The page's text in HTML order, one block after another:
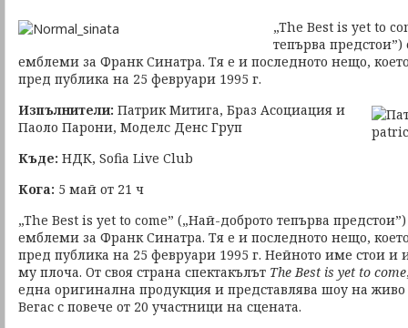
„The Best is yet to
тепърва
емблеми за Франк Синатра. Тя е и последното нещо,
пред публика на 25 февруари 1995 г.
Изпълнители: Патрик Митига, Браз Асоциация и
Паоло Парони, Моделс Денс Груп
Къде: НДК, Sofia Live Club
Кога: 5 май от 21 ч
„The Best is yet to come” („Най-доброто тепърва
емблеми за Франк Синатра. Тя е и последното нещо,
пред публика на 25 февруари 1995 г. Нейното име стои и
му плоча. От своя страна спектакълът The Best is yet to come
една оригинална продукция и представлява шоу на
Вегас с повече от 20 участници на сцената.